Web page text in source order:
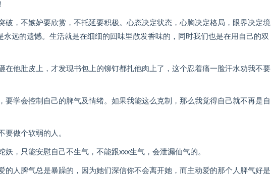
破，不嫉妒要欣赏，不托延要积极。心态决定状态，心胸决定格局，眼界决定境
永远的遗憾。生活就是在细细的回味里散发香味的，同时我们也是在用自己的双
在他肚皮上，才发现书包上的铆钉都扎他肉上了，这个忍着痛一脸汗水劝我不要
要学会控制自己的脾气及情绪。如果我能这么克制，那么我觉得自己就不再是自
要做个软弱的人。
，只能安慰自己不生气，不能跟xxx生气，会泄漏仙气的。
的人脾气总是暴躁的，因为她们深信你不会离开她，而主动爱的那个人脾气好是